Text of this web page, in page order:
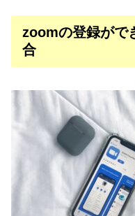
zoomの登録がで
合